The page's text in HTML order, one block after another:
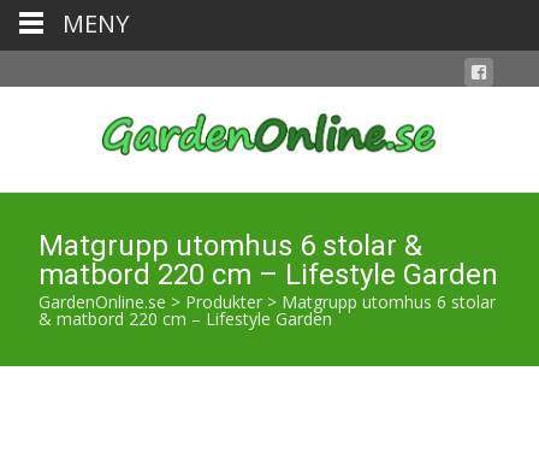
Matgrupp utomhus 6 stolar &
matbord 220 cm – Lifestyle Garden
GardenOnline.se > Produkter > Matgrupp utomhus 6 stolar
& matbord 220 cm – Lifestyle Garden
MENY